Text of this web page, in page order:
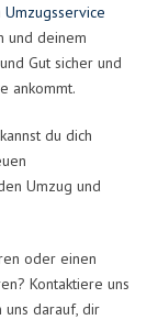
Umzugsservice
und deinem
Gut sicher und
ankommt.
du dich
Umzug und
oder einen
Kontaktiere uns
darauf, dir